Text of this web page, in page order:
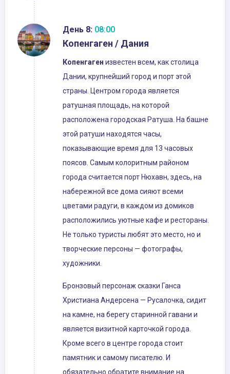
День 8: 08:00
Копенгаген / Дания
Копенгаген известен всем, как столица
Дании, крупнейший город и порт этой
страны. Центром города является
ратушная площадь, на которой
расположена городская Ратуша. На башне
этой ратуши находятся часы,
показывающие время для 13 часовых
поясов. Самым колоритным районом
города считается порт Нюхавн, здесь, на
набережной все дома сияют всеми
цветами радуги, в каждом из домиков
расположились уютные кафе и рестораны.
Не только туристы любят это место, но и
творческие персоны — фотографы,
художники.
Бронзовый персонаж сказки Ганса
Христиана Андерсена — Русалочка, сидит
на камне, на берегу старинной гавани и
является визитной карточкой города.
Кроме всего в центре города стоит
памятник и самому писателю. И
обязательно обратите внимание на